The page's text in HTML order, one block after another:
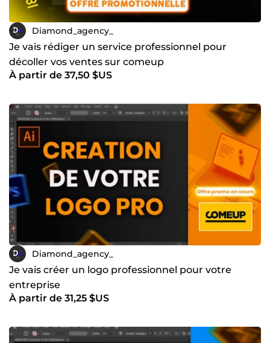
Diamond_agency_
Je vais rédiger un service professionnel pour
décoller vos ventes sur comeup
À partir de 37,50 $US
Diamond_agency_
Je vais créer un logo professionnel pour votre
entreprise
À partir de 31,25 $US